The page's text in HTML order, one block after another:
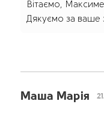
Вітаємо,
Дякуємо за ваше
Маша Марія